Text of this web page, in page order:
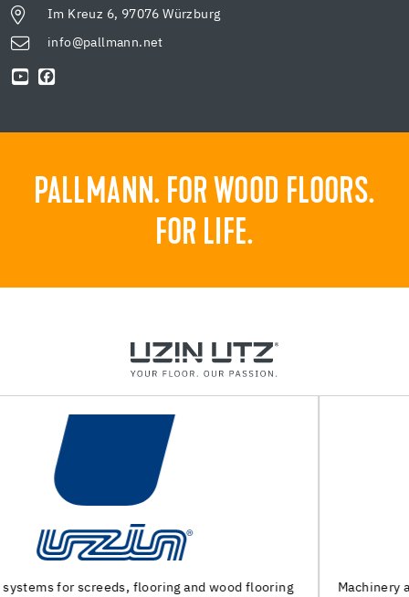
Im Kreuz 6, 97076 Würzburg
info@pallmann.net
PALLMANN. FOR WOOD FLOORS.
FOR LIFE.
Machinery and special tools for subfloor preparation and